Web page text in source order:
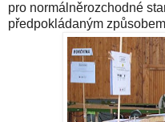
pro normálněrozchodné
předpokládaným